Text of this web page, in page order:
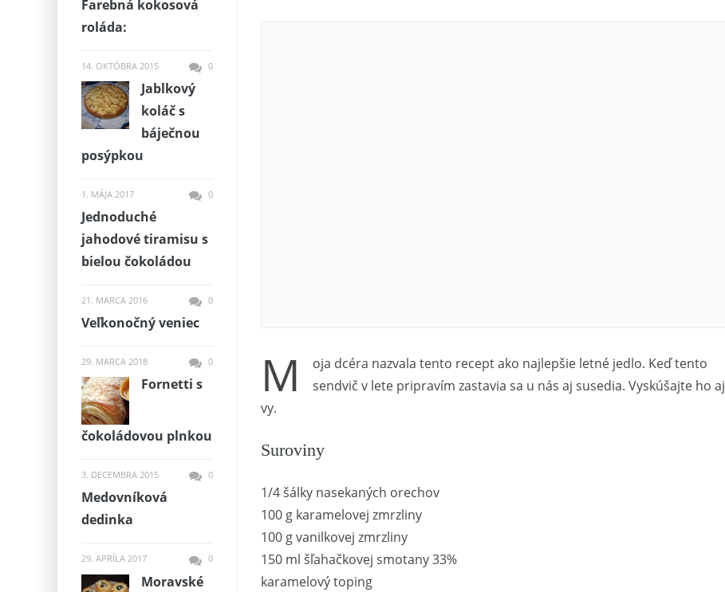
M
oja dcéra nazvala tento recept ako najlepšie letné jedlo. Keď tento
sendvič v lete pripravím zastavia sa u nás aj susedia. Vyskúšajte ho aj
vy.
Suroviny
1/4 šálky nasekaných orechov
100 g karamelovej zmrzliny
100 g vanilkovej zmrzliny
150 ml šľahačkovej smotany 33%
karamelový toping
Farebná kokosová
roláda:
14. OKTÓBRA 2015 0
Jablkový
koláč s
báječnou
posýpkou
1. MÁJA 2017 0
Jednoduché
jahodové tiramisu s
bielou čokoládou
21. MARCA 2016 0
Veľkonočný veniec
29. MARCA 2018 0
Fornetti s
čokoládovou plnkou
3. DECEMBRA 2015 0
Medovníková
dedinka
29. APRÍLA 2017 0
Moravské